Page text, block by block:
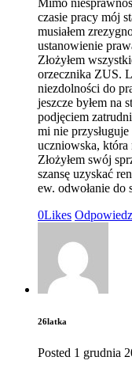
Mimo
czasie pracy mój
musiałem
ustanowienie
Złożyłem
orzecznika ZUS.
niezdolności do
jeszcze byłem na
podjęciem
mi nie
uczniowska, która
Złożyłem swój
szansę uzyskać
ew. odwołanie do
0Likes Odpowiedz
26latka
Posted 1 grudnia